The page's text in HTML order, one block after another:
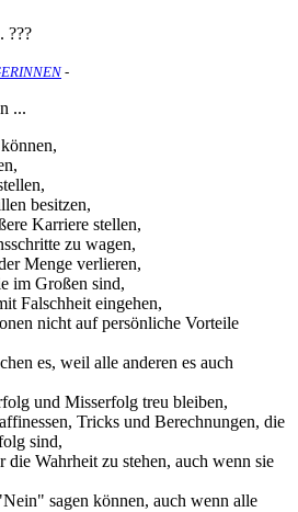
-
...
besitzen,
Karriere stellen,
zu wagen,
Menge verlieren,
im Großen sind,
Falschheit eingehen,
nicht auf persönliche Vorteile
es, weil alle anderen es auch
und Misserfolg treu bleiben,
Tricks und Berechnungen, die
sind,
die Wahrheit zu stehen, auch wenn sie
sagen können, auch wenn alle